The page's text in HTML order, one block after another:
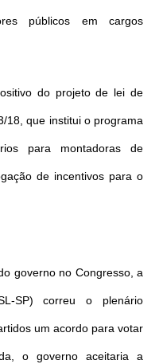
públicos em cargos
do projeto de lei de
18, que institui o programa
para montadoras de
de incentivos para o
governo no Congresso, a
SP) correu o plenário
um acordo para votar
o governo aceitaria a